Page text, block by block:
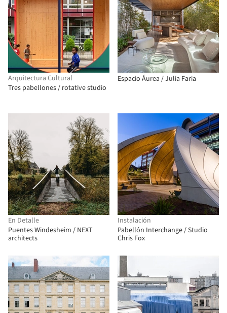
Arquitectura Cultural
Tres pabellones / rotative studio
Espacio Áurea / Julia Faria
En Detalle
Puentes Windesheim / NEXT
architects
Instalación
Pabellón Interchange / Studio
Chris Fox